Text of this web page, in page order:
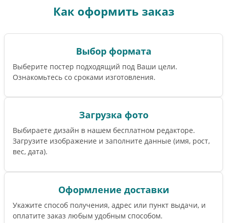
Как оформить заказ
Выбор формата
Выберите постер подходящий под Ваши цели.
Ознакомьтесь со сроками изготовления.
Загрузка фото
Выбираете дизайн в нашем бесплатном редакторе.
Загрузите изображение и заполните данные (имя, рост,
вес, дата).
Оформление доставки
Укажите способ получения, адрес или пункт выдачи, и
оплатите заказ любым удобным способом.